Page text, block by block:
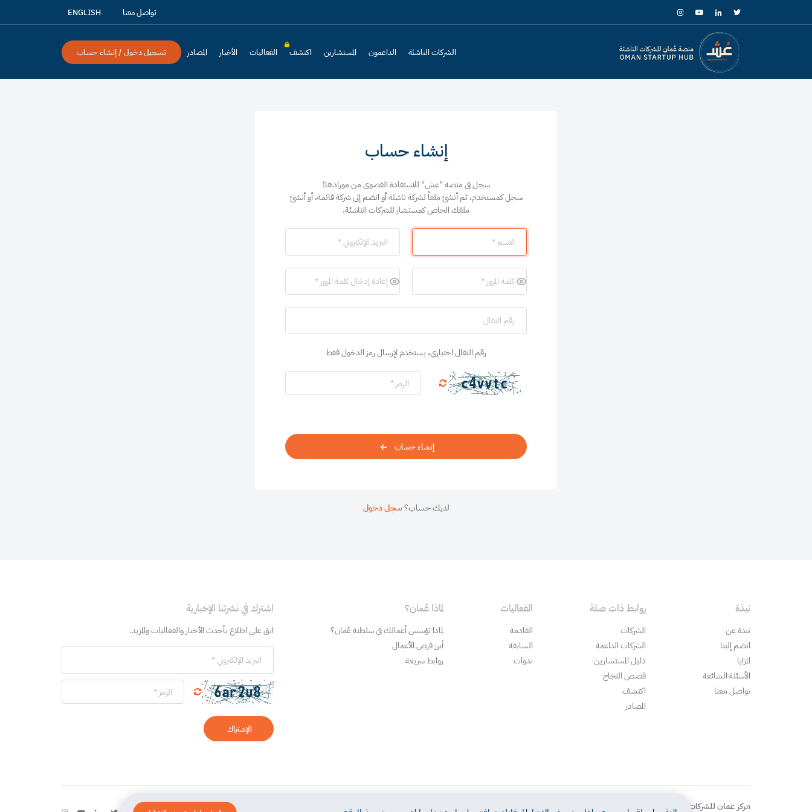
تواصل معنا ENGLISH
الشركات الناشئة الداعمون المستشارين اكتشف الفعاليات الأخبار المصادر تسجيل دخول / إنشاء حساب
إنشاء حساب
سجل في منصة "عش" للاستفادة القصوى من مورادها!
سجل كمستخدم، ثم أنشئ ملفاً لشركة ناشئة أو انضم إلى شركة قائمة، أو أنشئ
ملفك الخاص كمستشار للشركات الناشئة.
رقم النقال اختياري، يستخدم لإرسال رمز الدخول فقط
إنشاء حساب
لديك حساب؟سجل دخول
نبذة
نبذة عن
انضم إلينا
المزايا
الأسئلة الشائعة
تواصل معنا
روابط ذات صلة
الشركات
الشركات الداعمة
دليل المستشارين
قصص النجاح
اكتشف
المصادر
الفعاليات
القادمة
السابقة
ندوات
لماذا عُمان؟
لماذا تؤسس أعمالك في سلطنة عُمان؟
أبرز فرص الأعمال
روابط سريعة
اشترك في نشرتنا الإخبارية
ابق على اطلاع بأحدث الأخبار والفعاليات والمزيد.
الإشتراك
مركز عمان للشركات الناشئة ، جميع الحقوق محفوظة © 2026